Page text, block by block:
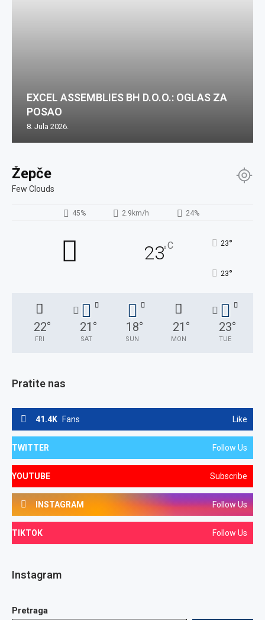
Žepče
Few Clouds
45% 2.9km/h 24%
23°C 23°
23°
22°
FRI
21 °
SAT
18°
SUN
21 °
MON
23°
TUE
Pratite nas
41.4K Fans Like
TWITTER Follow Us
YOUTUBE Subscribe
INSTAGRAM Follow Us
TIKTOK Follow Us
Instagram
Pretraga
EXCEL ASSEMBLIES BH D.O.O.: OGLAS ZA
POSAO
8. Jula 2026.